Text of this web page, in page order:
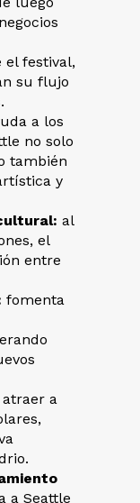
el festival,
su flujo
a los
no solo
también
y
al
el
entre
fomenta
atraer a
a Seattle